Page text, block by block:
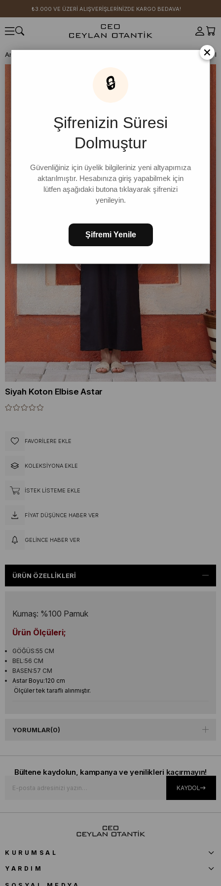
₺3.000 VE ÜZERİ ALIŞVERİŞLERİNİZDE KARGO BEDAVA!
Anasayfa Siyah Koton
Siyah Koton Elbise Astar
FAVORILERE EKLE
KOLEKSIYONA EKLE
İSTEK LISTEME EKLE
FIYAT DÜŞÜNCE HABER VER
GELINCE HABER VER
ÜRÜN ÖZELLIKLERI
Kumaş: %100 Pamuk
Ürün Ölçüleri;
GÖĞÜS:55 CM
BEL:56 CM
BASEN:57 CM
Astar Boyu:120 cm
Ölçüler tek taraflı alınmıştır.
YORUMLAR(0)
Bültene kaydolun, kampanya ve yenilikleri kaçırmayın!
KAYDOL
KURUMSAL
YARDIM
×
🔒
Şifrenizin Süresi
Dolmuştur
Güvenliğiniz için üyelik bilgileriniz yeni altyapımıza
aktarılmıştır. Hesabınıza giriş yapabilmek için
lütfen aşağıdaki butona tıklayarak şifrenizi
yenileyin.
Şifremi Yenile